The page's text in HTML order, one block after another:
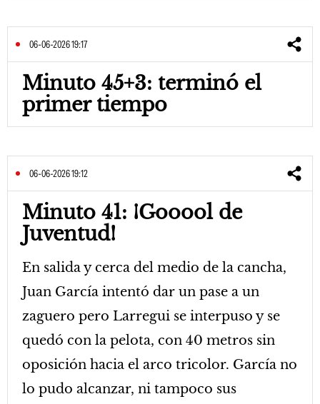
06-06-2026 19:17
Minuto 45+3: terminó el
primer tiempo
06-06-2026 19:12
Minuto 41: ¡Gooool de
Juventud!
En salida y cerca del medio de la cancha,
Juan García intentó dar un pase a un
zaguero pero Larregui se interpuso y se
quedó con la pelota, con 40 metros sin
oposición hacia el arco tricolor. García no
lo pudo alcanzar, ni tampoco sus